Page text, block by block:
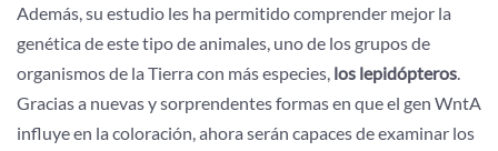
Además, su estudio les ha permitido comprender mejor la
genética de este tipo de animales, uno de los grupos de
organismos de la Tierra con más especies, los lepidópteros.
Gracias a nuevas y sorprendentes formas en que el gen WntA
influye en la coloración, ahora serán capaces de examinar los